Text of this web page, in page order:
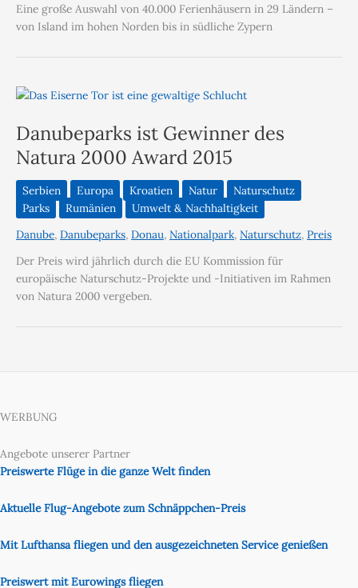
Eine große Auswahl von 40.000 Ferienhäusern in 29 Ländern –
von Island im hohen Norden bis in südliche Zypern
Danubeparks ist Gewinner des
Natura 2000 Award 2015
Serbien Europa Kroatien Natur
Naturschutz
Parks
Rumänien
Umwelt & Nachhaltigkeit
Danube, Danubeparks, Donau, Nationalpark, Naturschutz, Preis
Der Preis wird jährlich durch die EU Kommission für
europäische Naturschutz-Projekte und -Initiativen im Rahmen
von Natura 2000 vergeben.
WERBUNG
Angebote unserer Partner
Preiswerte Flüge in die ganze Welt finden
Aktuelle Flug-Angebote zum Schnäppchen-Preis
Mit Lufthansa fliegen und den ausgezeichneten Service genießen
Preiswert mit Eurowings fliegen